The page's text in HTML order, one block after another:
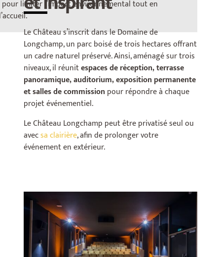
limiter l’impact environnemental tout en
Le Château s’inscrit dans le Domaine de
Longchamp, un parc boisé de trois hectares offrant
un cadre naturel préservé. Ainsi, aménagé sur trois
niveaux, il réunitespaces de réception, terrasse
panoramique, auditorium, exposition permanente
et salles de commission pour répondre à chaque
projet événementiel.
Le Château Longchamp peut être privatisé seul ou
avecsa clairière, afin de prolonger votre
événement en extérieur.